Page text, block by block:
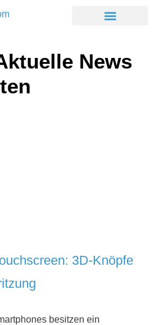
News
3D-Knöpfe
besitzen ein